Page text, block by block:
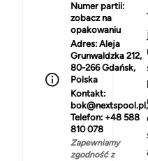
Numer partii:
zobacz na
opakowaniu
Adres: Aleja
Grunwaldzka 212,
80-266 Gdańsk,
Polska
Kontakt:
bok@nextspool.pl,
Telefon: +48 588
810 078
Zapewniamy
zgodność z